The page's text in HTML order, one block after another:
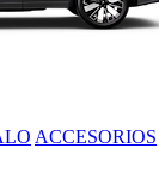
ACCESORIOS